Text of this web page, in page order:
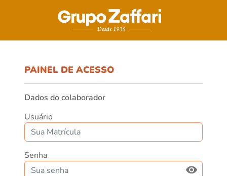
PAINEL DE ACESSO
Dados do colaborador
Usuário
Senha